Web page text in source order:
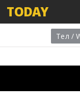
TODAY
Тел /